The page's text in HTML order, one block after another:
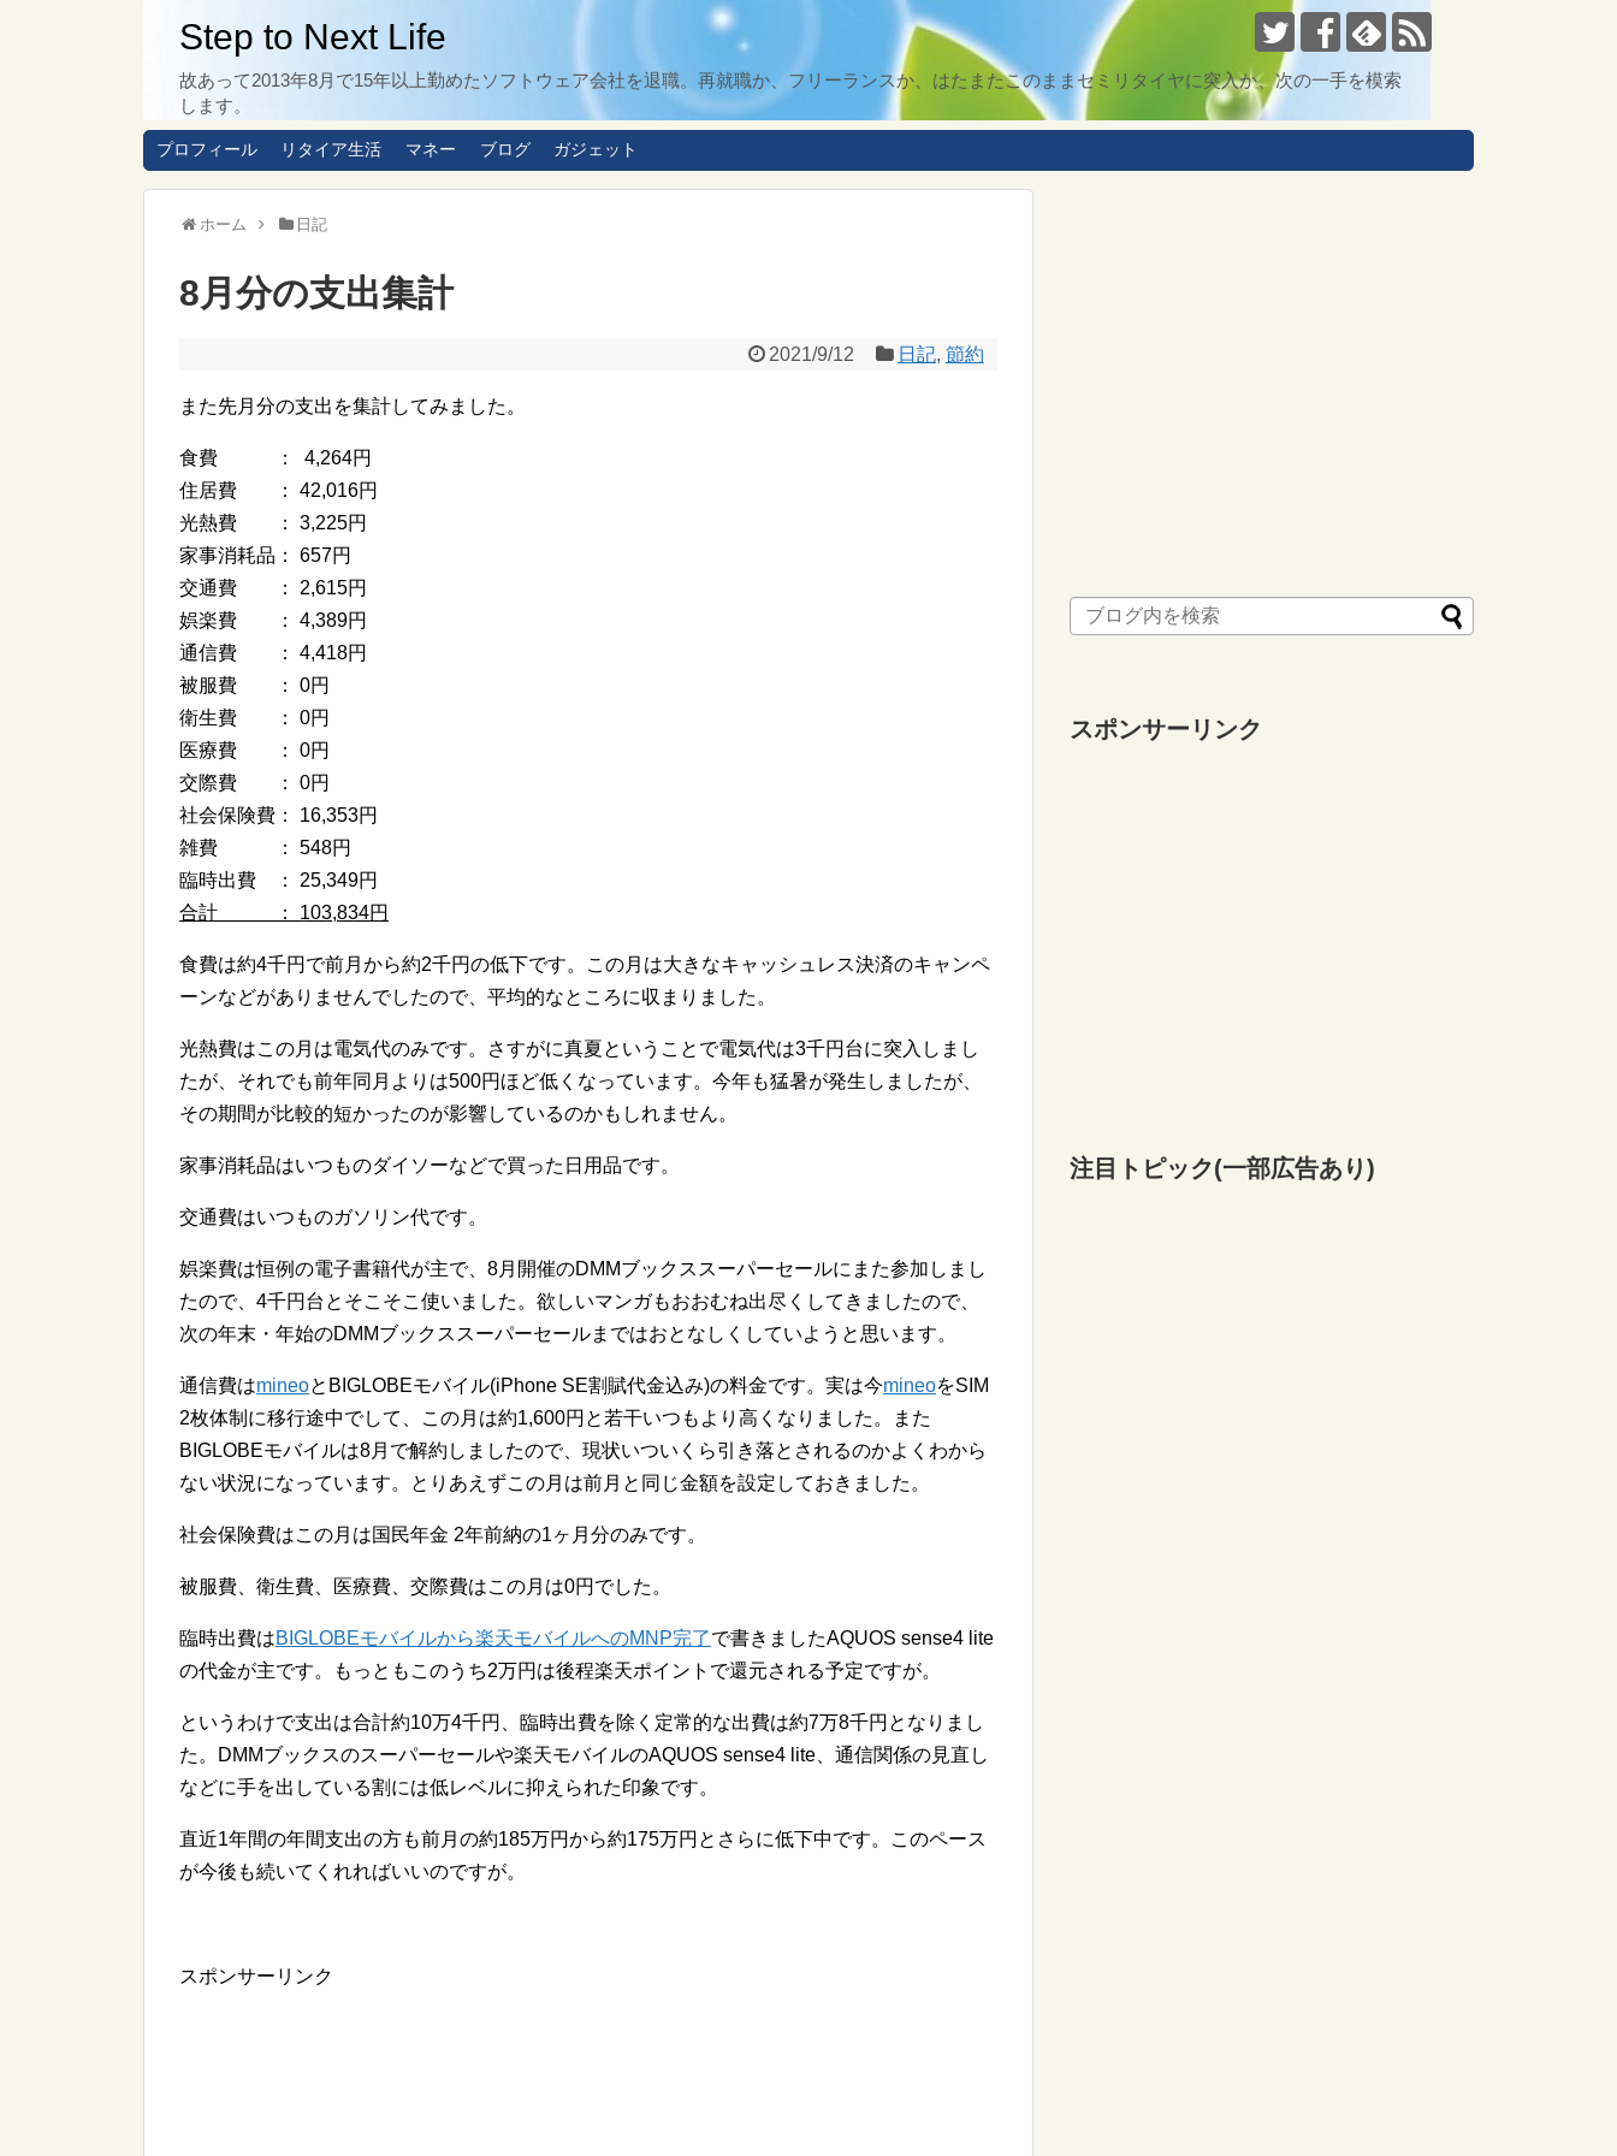
Step to Next Life
故あって2013年8月で15年以上勤めたソフトウェア会社を退職。再就職か、フリーランスか、はたまたこのままセミリタイヤに突入か、次の一手を模索
します。
プロフィール リタイア生活 マネー ブログ ガジェット
ホーム 日記
8月分の支出集計
2021/9/12 日記, 節約
また先月分の支出を集計してみました。
食費 ： 4,264円
住居費 ： 42,016円
光熱費 ： 3,225円
家事消耗品： 657円
交通費 ： 2,615円
娯楽費 ： 4,389円
通信費 ： 4,418円
被服費 ： 0円
衛生費 ： 0円
医療費 ： 0円
交際費 ： 0円
社会保険費： 16,353円
雑費 ： 548円
臨時出費 ： 25,349円
合計 ： 103,834円
食費は約4千円で前月から約2千円の低下です。この月は大きなキャッシュレス決済のキャンペ
ーンなどがありませんでしたので、平均的なところに収まりました。
光熱費はこの月は電気代のみです。さすがに真夏ということで電気代は3千円台に突入しまし
たが、それでも前年同月よりは500円ほど低くなっています。今年も猛暑が発生しましたが、
その期間が比較的短かったのが影響しているのかもしれません。
家事消耗品はいつものダイソーなどで買った日用品です。
交通費はいつものガソリン代です。
娯楽費は恒例の電子書籍代が主で、8月開催のDMMブックススーパーセールにまた参加しまし
たので、4千円台とそこそこ使いました。欲しいマンガもおおむね出尽くしてきましたので、
次の年末・年始のDMMブックススーパーセールまではおとなしくしていようと思います。
通信費はmineoとBIGLOBEモバイル(iPhone SE割賦代金込み)の料金です。実は今mineoをSIM
2枚体制に移行途中でして、この月は約1,600円と若干いつもより高くなりました。また
BIGLOBEモバイルは8月で解約しましたので、現状いついくら引き落とされるのかよくわから
ない状況になっています。とりあえずこの月は前月と同じ金額を設定しておきました。
社会保険費はこの月は国民年金 2年前納の1ヶ月分のみです。
被服費、衛生費、医療費、交際費はこの月は0円でした。
臨時出費はBIGLOBEモバイルから楽天モバイルへのMNP完了で書きましたAQUOS sense4 lite
の代金が主です。もっともこのうち2万円は後程楽天ポイントで還元される予定ですが。
というわけで支出は合計約10万4千円、臨時出費を除く定常的な出費は約7万8千円となりまし
た。DMMブックスのスーパーセールや楽天モバイルのAQUOS sense4 lite、通信関係の見直し
などに手を出している割には低レベルに抑えられた印象です。
直近1年間の年間支出の方も前月の約185万円から約175万円とさらに低下中です。このペース
が今後も続いてくれればいいのですが。
スポンサーリンク
スポンサーリンク
注目トピック(一部広告あり)